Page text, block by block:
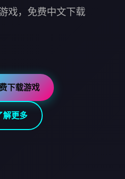
戏，免费中文下载
下载游戏
解更多